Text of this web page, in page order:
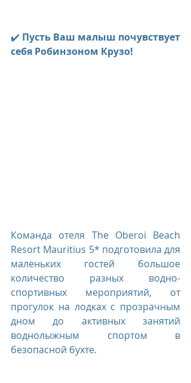
✔️ Пусть Ваш малыш почувствует
себя Робинзоном Крузо!
Команда отеля The Oberoi Beach
Resort Mauritius 5* подготовила для
маленьких гостей большое
количество разных водно-
спортивных мероприятий, от
прогулок на лодках с прозрачным
дном до активных занятий
воднолыжным спортом в
безопасной бухте.